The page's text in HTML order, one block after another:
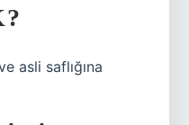
asli saflığına